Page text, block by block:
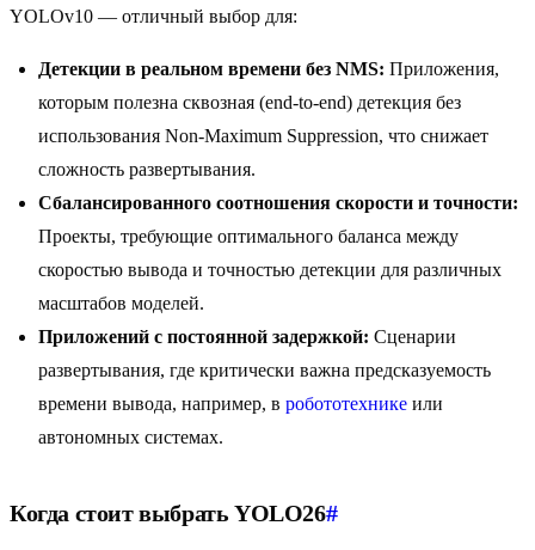
YOLOv10 — отличный выбор для:
Детекции в реальном времени без NMS: Приложения,
которым полезна сквозная (end-to-end) детекция без
использования Non-Maximum Suppression, что снижает
сложность развертывания.
Сбалансированного соотношения скорости и точности:
Проекты, требующие оптимального баланса между
скоростью вывода и точностью детекции для различных
масштабов моделей.
Приложений с постоянной задержкой: Сценарии
развертывания, где критически важна предсказуемость
времени вывода, например, в робототехнике или
автономных системах.
Когда стоит выбрать YOLO26#